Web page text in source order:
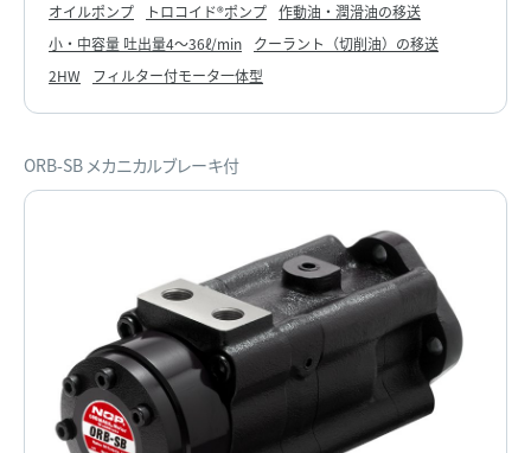
オイルポンプ トロコイド®ポンプ 作動油・潤滑油の移送
小・中容量 吐出量4～36ℓ/min
クーラント（切削油）の移送
2HW
フィルター付モータ一体型
ORB-SB メカニカルブレーキ付